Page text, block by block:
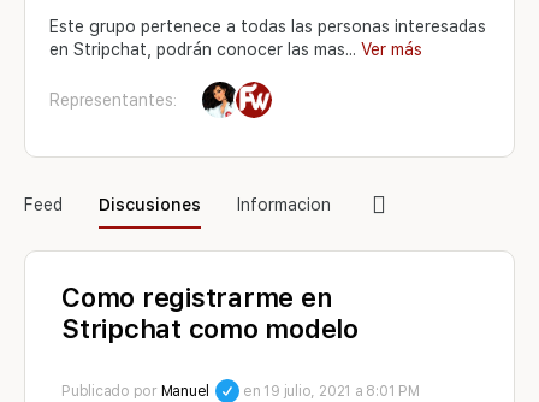
Este grupo pertenece a todas las personas interesadas
en Stripchat, podrán conocer las mas... Ver más
Representantes:
Feed Discusiones Informacion
menú
Como registrarme en
Stripchat como modelo
Publicado por Manuel en 19 julio, 2021 a 8:01 PM